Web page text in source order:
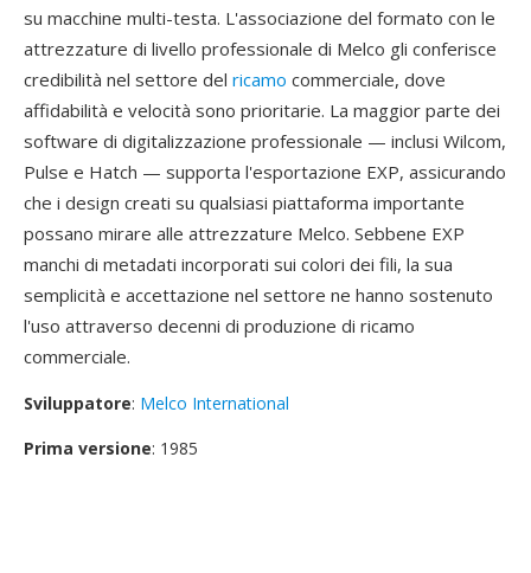
su macchine multi-testa. L'associazione del formato con le
attrezzature di livello professionale di Melco gli conferisce
credibilità nel settore del ricamo commerciale, dove
affidabilità e velocità sono prioritarie. La maggior parte dei
software di digitalizzazione professionale — inclusi Wilcom,
Pulse e Hatch — supporta l'esportazione EXP, assicurando
che i design creati su qualsiasi piattaforma importante
possano mirare alle attrezzature Melco. Sebbene EXP
manchi di metadati incorporati sui colori dei fili, la sua
semplicità e accettazione nel settore ne hanno sostenuto
l'uso attraverso decenni di produzione di ricamo
commerciale.
Sviluppatore: Melco International
Prima versione: 1985